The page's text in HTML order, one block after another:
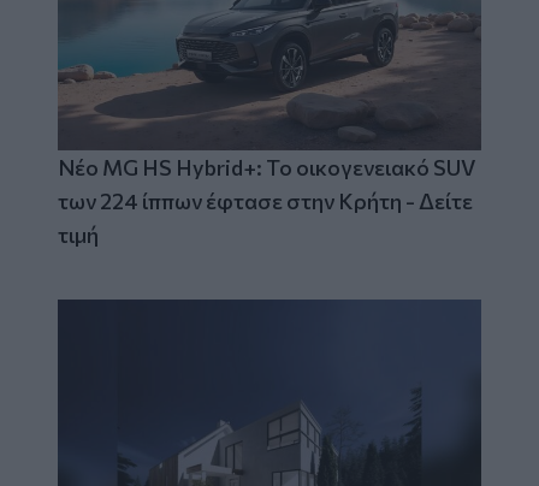
Νέο MG HS Hybrid+: Το οικογενειακό SUV
των 224 ίππων έφτασε στην Κρήτη - Δείτε
τιμή